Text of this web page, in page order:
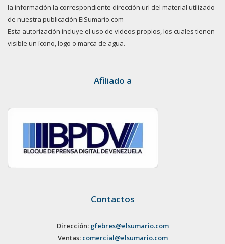
la información la correspondiente dirección url del material utilizado
de nuestra publicación ElSumario.com
Esta autorización incluye el uso de videos propios, los cuales tienen
visible un ícono, logo o marca de agua.
Afiliado a
Contactos
Dirección: gfebres@elsumario.com
Ventas: comercial@elsumario.com